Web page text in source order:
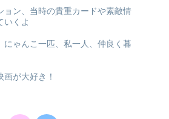
ン、当時の貴重カードや素敵情
いくよ
ゃんこ一匹、私一人、仲良く暮
が大好き！